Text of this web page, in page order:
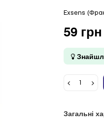
Exsens
59 грн
Загальні